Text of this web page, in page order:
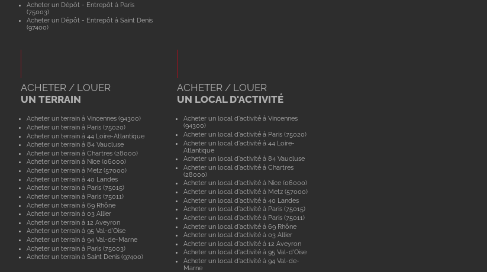
Acheter un Dépôt - Entrepôt à Paris
(75003)
Acheter un Dépôt - Entrepôt à Saint Denis
(97400)
ACHETER / LOUER
UN TERRAIN
Acheter un terrain à Vincennes (94300)
Acheter un terrain à Paris (75020)
Acheter un terrain à 44 Loire-Atlantique
Acheter un terrain à 84 Vaucluse
Acheter un terrain à Chartres (28000)
Acheter un terrain à Nice (06000)
Acheter un terrain à Metz (57000)
Acheter un terrain à 40 Landes
Acheter un terrain à Paris (75015)
Acheter un terrain à Paris (75011)
Acheter un terrain à 69 Rhône
Acheter un terrain à 03 Allier
Acheter un terrain à 12 Aveyron
Acheter un terrain à 95 Val-d'Oise
Acheter un terrain à 94 Val-de-Marne
Acheter un terrain à Paris (75003)
Acheter un terrain à Saint Denis (97400)
ACHETER / LOUER
UN LOCAL D'ACTIVITÉ
Acheter un local d'activité à Vincennes
(94300)
Acheter un local d'activité à Paris (75020)
Acheter un local d'activité à 44 Loire-
Atlantique
Acheter un local d'activité à 84 Vaucluse
Acheter un local d'activité à Chartres
(28000)
Acheter un local d'activité à Nice (06000)
Acheter un local d'activité à Metz (57000)
Acheter un local d'activité à 40 Landes
Acheter un local d'activité à Paris (75015)
Acheter un local d'activité à Paris (75011)
Acheter un local d'activité à 69 Rhône
Acheter un local d'activité à 03 Allier
Acheter un local d'activité à 12 Aveyron
Acheter un local d'activité à 95 Val-d'Oise
Acheter un local d'activité à 94 Val-de-
Marne